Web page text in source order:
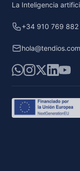
La Inteligencia
+34 910 769 882
hola@tendios.com
WhatsApp
Instagram
X LinkedIn